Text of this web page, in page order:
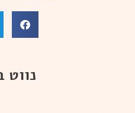
נווט